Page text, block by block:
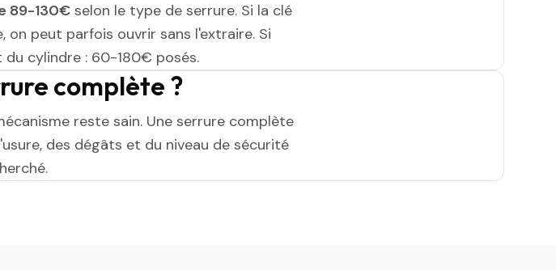
89-130€ selon le type de serrure. Si la clé
on peut parfois ouvrir sans l'extraire. Si
cylindre : 60-180€ posés.
complète ?
reste sain. Une serrure complète
des dégâts et du niveau de sécurité